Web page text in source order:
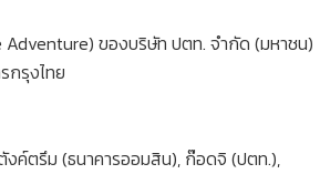
ของบริษัท ปตท. จำกัด (มหาชน)
กรุงไทย
งค์ตรึม (ธนาคารออมสิน), ก๊อดจิ (ปตท.),